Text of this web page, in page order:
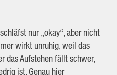
nur „okay“, aber nicht
wirkt unruhig, weil das
das Aufstehen fällt schwer,
ist. Genau hier